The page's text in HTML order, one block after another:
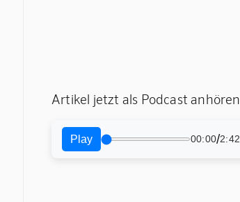
Artikel jetzt als Podcast anhören
Play 00:00/2:42